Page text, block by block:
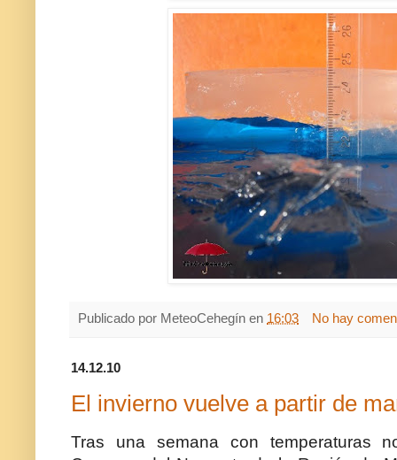
Publicado por MeteoCehegín en 16:03 No hay
14.12.10
El invierno vuelve a partir de
Tras una semana con temperaturas